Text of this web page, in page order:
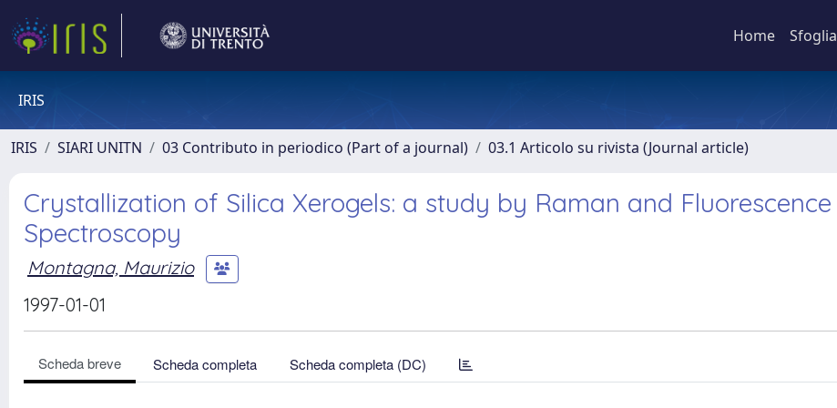
Home Sfoglia
IRIS
IRIS SIARI UNITN 03 Contributo in periodico (Part of a journal) 03.1 Articolo su rivista (Journal article)
Crystallization of Silica Xerogels: a study by Raman and Fluorescence
Spectroscopy
Montagna, Maurizio
1997-01-01
Scheda breve Scheda completa Scheda completa (DC)